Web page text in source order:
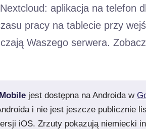
aplikacja na telefon
pracy na tablecie przy
Waszego serwera. Zobacz
jest dostępna na Androida w
i nie jest jeszcze publicznie
iOS. Zrzuty pokazują niemiecki